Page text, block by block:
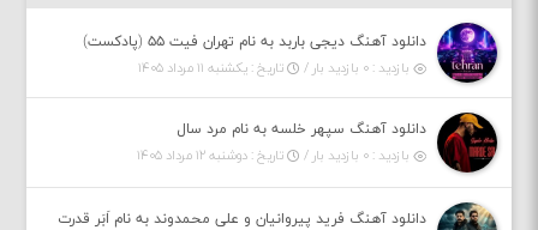
دانلود آهنگ دیجی باربد به نام تهران فیت ۵۵ (پادکست)
بازدید : ۰ بازدید بار /
تاریخ : یکشنبه ۱۱ مرداد ۱۴۰۵
دانلود آهنگ سپهر خلسه به نام مرد سال
بازدید : ۰ بازدید بار /
تاریخ : دوشنبه ۱۲ مرداد ۱۴۰۵
دانلود آهنگ فرید پیروانیان و علی محمدوند به نام اَبَر قدرت